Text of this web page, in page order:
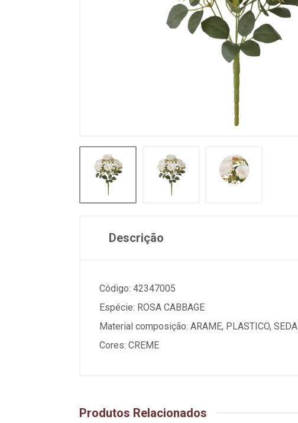
Descrição
Código: 42347005
Espécie: ROSA CABBAGE
Material composição: ARAME, PLASTICO, SEDA
Cores: CREME
Produtos Relacionados